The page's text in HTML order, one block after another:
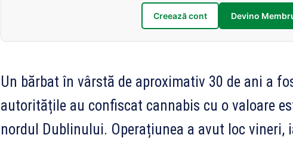
Creează cont Devino
Un bărbat în vârstă de aproximativ 30 de ani a
autoritățile au confiscat cannabis cu o valoare
nordul Dublinului. Operațiunea a avut loc vineri,